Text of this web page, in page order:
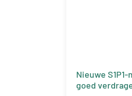
Nieuwe
goed